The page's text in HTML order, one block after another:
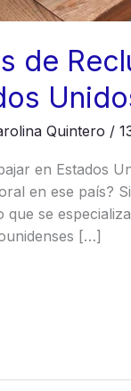
de
Quintero /
en Estados
en ese país?
que se
[…]